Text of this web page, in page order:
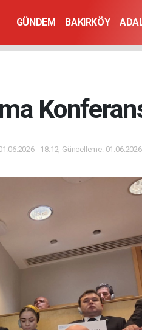
GÜNDEM BAKIRKÖY
- 18:12, Güncelleme: